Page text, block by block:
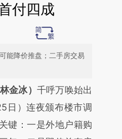
付四成
能降价推盘；二手房交易
段话：本文由第三方
新文章
金冰） 千呼万唤始出
日）连夜颁布楼市调
键：一是外地户籍购